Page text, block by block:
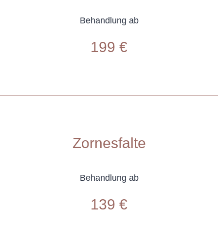
Behandlung ab
199 €
Zornesfalte
Behandlung ab
139 €